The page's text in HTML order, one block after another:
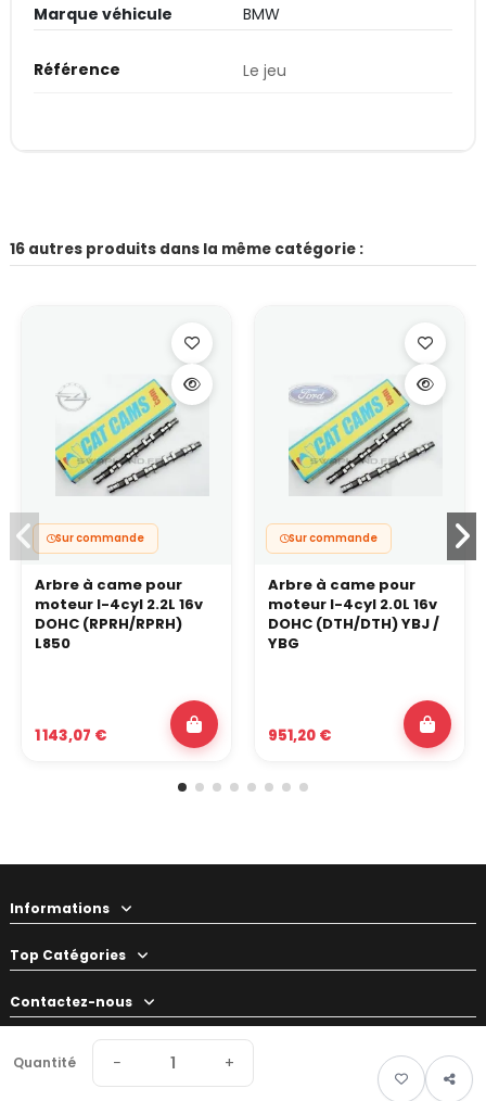
Quantité − +
Marque véhicule BMW
Référence Le jeu
16 autres produits dans la même catégorie :
Sur commande
Arbre à came pour
moteur I-4cyl 2.2L 16v
DOHC (RPRH/RPRH)
L850
1 143,07 €
Sur commande
Arbre à came pour
moteur I-4cyl 2.0L 16v
DOHC (DTH/DTH) YBJ /
YBG
951,20 €
Informations
Top Catégories
Contactez-nous
Votre préparateur